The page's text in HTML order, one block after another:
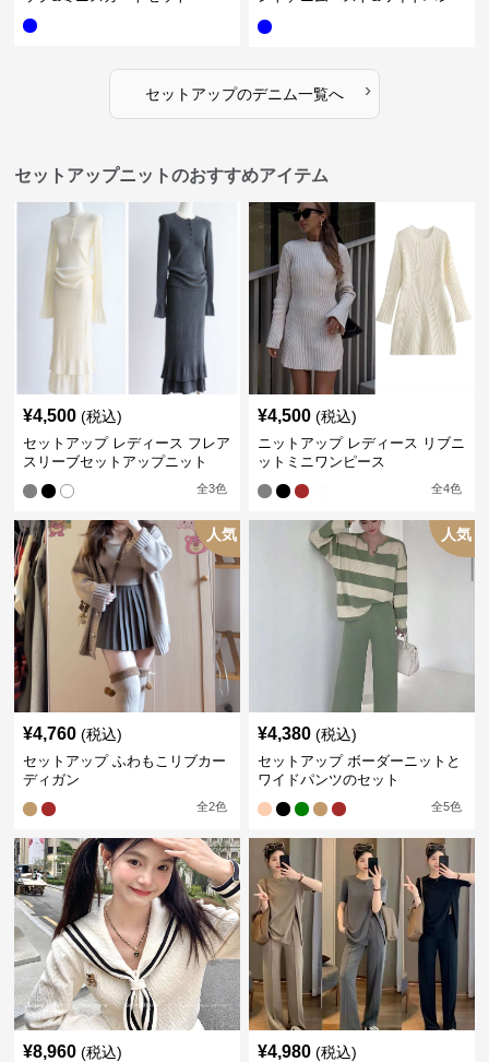
セットアップのデニム一覧へ ›
セットアップニットのおすすめアイテム
¥4,500 (税込)
セットアップ レディース フレア
スリーブセットアップニット
全3色
¥4,500 (税込)
ニットアップ レディース リブニ
ットミニワンピース
全4色
人気
¥4,760 (税込)
セットアップ ふわもこリブカー
ディガン
全2色
人気
¥4,380 (税込)
セットアップ ボーダーニットと
ワイドパンツのセット
全5色
¥8,960 (税込) ¥4,980 (税込)